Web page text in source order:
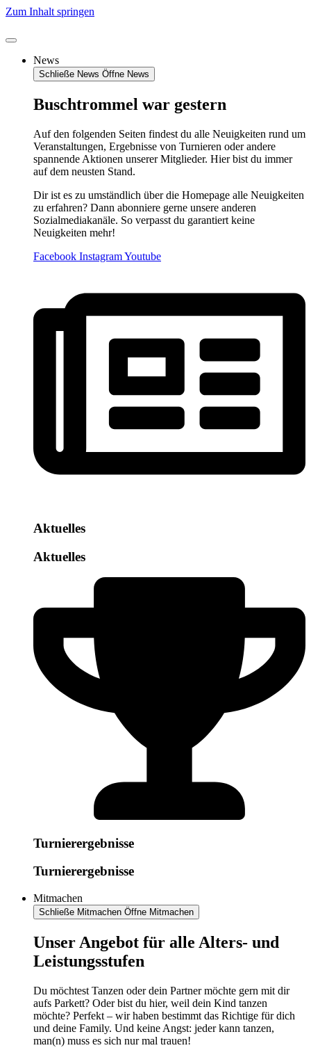
Zum Inhalt springen
News
Schließe News Öffne News
Buschtrommel war gestern
Auf den folgenden Seiten findest du alle Neuigkeiten rund um
Veranstaltungen, Ergebnisse von Turnieren oder andere
spannende Aktionen unserer Mitglieder. Hier bist du immer
auf dem neusten Stand.
Dir ist es zu umständlich über die Homepage alle Neuigkeiten
zu erfahren? Dann abonniere gerne unsere anderen
Sozialmediakanäle. So verpasst du garantiert keine
Neuigkeiten mehr!
Facebook InstagramYoutube
Aktuelles
Aktuelles
Turnierergebnisse
Turnierergebnisse
Mitmachen
Schließe Mitmachen Öffne Mitmachen
​​​Unser Angebot für alle Alters- und
Leistungsstufen
Du möchtest Tanzen oder dein Partner möchte gern mit dir
aufs Parkett? Oder bist du hier, weil dein Kind tanzen
möchte? Perfekt – wir haben bestimmt das Richtige für dich
und deine Family. Und keine Angst: jeder kann tanzen,
man(n) muss es sich nur mal trauen!